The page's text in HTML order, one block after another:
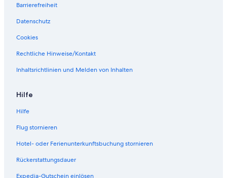
i
t
G
u
s
H
u
s
e
Barrierefreiheit
Datenschutz
Cookies
Rechtliche Hinweise/Kontakt
Inhaltsrichtlinien und Melden von Inhalten
Hilfe
Hilfe
Flug stornieren
Hotel- oder Ferienunterkunftsbuchung stornieren
Rückerstattungsdauer
Expedia-Gutschein einlösen